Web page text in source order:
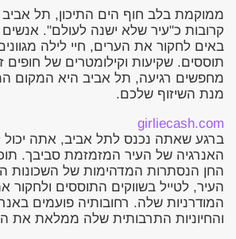
ממוקמת בלב חוף הים התיכון, תל
קרובות כ"עיר שלא ישנה לעולם".
באים לחקור את הערים, חיי לילה
תוססים. שקיעות וקילומטרים של
מחפשים רגיעה, תל אביב היא המקום
מנת השיזוף שלכם.
girliecash.com
ברגע שאתה נכנס לתל אביב, אתה יכול
האנרגיה של העיר המזמזמת סביבך.
החן הנסתרות המדהימות של השכונות
העיר, לטייל בשווקים התוססים ולחקור
המודרניות שלה. רחובותיה פועמים
והחיוניות התרבותית שלה ממלאת את